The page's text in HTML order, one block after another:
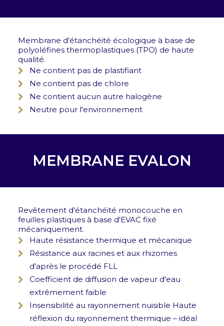
Membrane d'étanchéité écologique à base de
polyoléfines thermoplastiques (TPO) de haute
qualité.
Ne contient pas de plastifiant
Ne contient pas de chlore
Ne contient aucun autre halogène
Neutre pour l'environnement
MEMBRANE EVALON
Revêtement d'étanchéité monocouche en
feuilles plastiques à base d'EVAC fixé
mécaniquement.
Haute résistance thermique et mécanique
Résistance aux racines et aux rhizomes
d'après le procédé FLL
Coefficient de diffusion de vapeur d'eau
extrêmement faible
Insensibilité au rayonnement nuisible Haute
réflexion du rayonnement thermique – idéal